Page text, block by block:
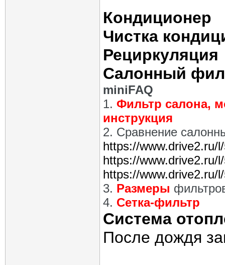
Кондиционер
Чистка
Рециркуляция
Салонный
miniFAQ
1. Фильтр салона,
инструкция
2. Сравнение
https://www.drive2.ru/
https://www.drive2.ru/
https://www.drive2.ru/
3. Размеры
4. Сетка-фильтр
Система
После дождя